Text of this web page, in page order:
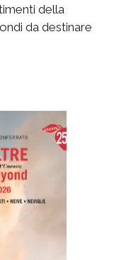
della
da destinare